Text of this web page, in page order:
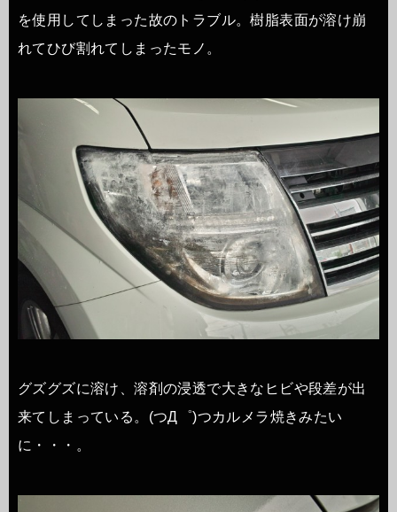
を使用してしまった故のトラブル。樹脂表面が溶け崩
れてひび割れてしまったモノ。
グズグズに溶け、溶剤の浸透で大きなヒビや段差が出
来てしまっている。 (つД゜)つカルメラ焼きみたい
に・・・。